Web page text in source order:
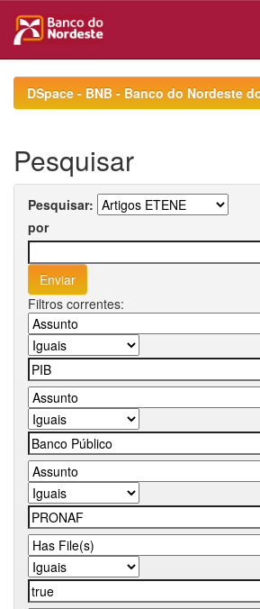
navigationDSpace - BNB - Banco do Nordeste
Pesquisar
Pesquisar:
por
Filtros correntes: